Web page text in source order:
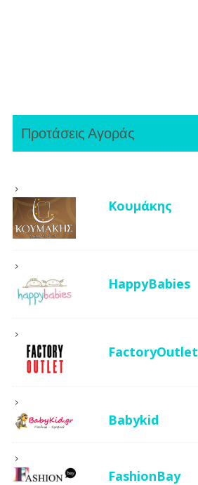
Προτάσεις Αγοράς
Κουμάκης
HappyBabies
FactoryOutlet
Babykid
FashionBay